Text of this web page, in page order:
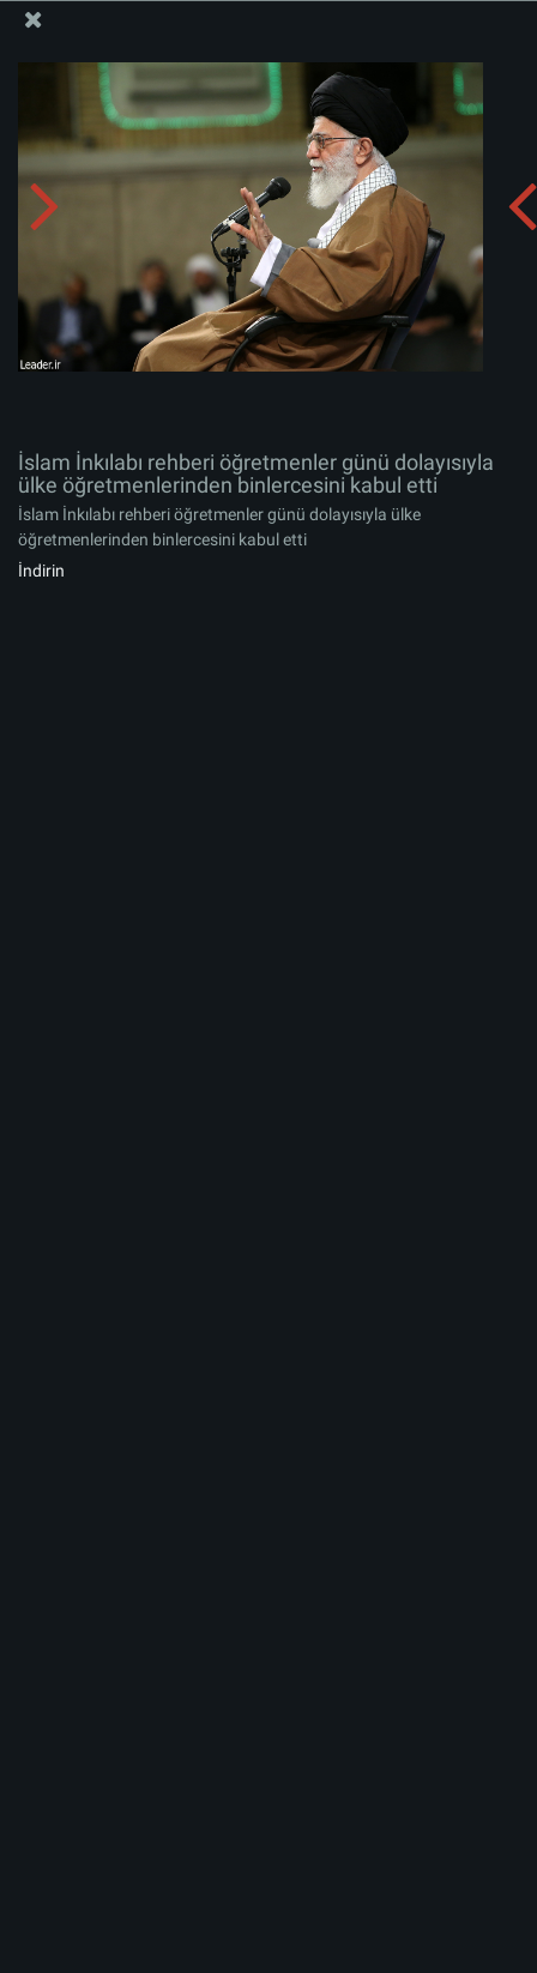
İslam İnkılabı rehberi öğretmenler günü dolayısıyla ülke
öğretmenlerinden binlercesini kabul etti
Albümü indirin:
İslam İnkılabı rehberi öğretmenler günü dolayısıyla
ülke öğretmenlerinden binlercesini kabul etti
İslam İnkılabı rehberi öğretmenler günü dolayısıyla ülke
öğretmenlerinden binlercesini kabul etti
İndirin